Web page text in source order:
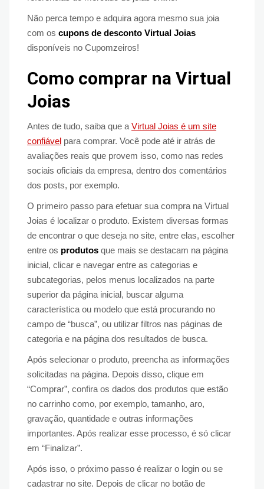
Não perca tempo e adquira agora mesmo sua joia
com os cupons de desconto Virtual Joias
disponíveis no Cupomzeiros!
Como comprar na Virtual
Joias
Antes de tudo, saiba que a Virtual Joias é um site
confiável para comprar. Você pode até ir atrás de
avaliações reais que provem isso, como nas redes
sociais oficiais da empresa, dentro dos comentários
dos posts, por exemplo.
O primeiro passo para efetuar sua compra na Virtual
Joias é localizar o produto. Existem diversas formas
de encontrar o que deseja no site, entre elas, escolher
entre os produtos que mais se destacam na página
inicial, clicar e navegar entre as categorias e
subcategorias, pelos menus localizados na parte
superior da página inicial, buscar alguma
característica ou modelo que está procurando no
campo de “busca”, ou utilizar filtros nas páginas de
categoria e na página dos resultados de busca.
Após selecionar o produto, preencha as informações
solicitadas na página. Depois disso, clique em
“Comprar”, confira os dados dos produtos que estão
no carrinho como, por exemplo, tamanho, aro,
gravação, quantidade e outras informações
importantes. Após realizar esse processo, é só clicar
em “Finalizar”.
Após isso, o próximo passo é realizar o login ou se
cadastrar no site. Depois de clicar no botão de